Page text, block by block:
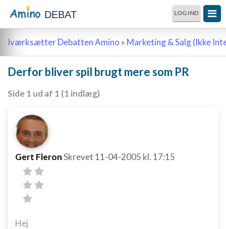
DEBAT LOG IND
Iværksætter Debatten Amino » Marketing & Salg (Ikke
Derfor bliver spil brugt mere som PR
Side 1 ud af 1 (1 indlæg)
Gert FleronSkrevet 11-04-2005 kl. 17:15
Hej